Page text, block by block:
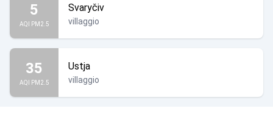
5
AQI PM2.5
Svaryčiv
villaggio
35
AQI PM2.5
Ustja
villaggio